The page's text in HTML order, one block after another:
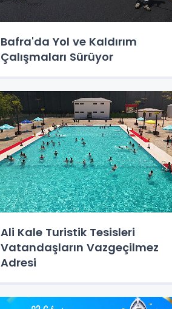
Bafra'da Yol ve Kaldırım
Çalışmaları Sürüyor
Ali Kale Turistik Tesisleri
Vatandaşların Vazgeçilmez
Adresi